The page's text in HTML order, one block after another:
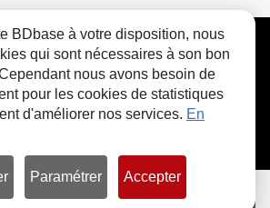
FAQ Contact Cookies
BDbase à votre disposition, nous
qui sont nécessaires à son bon
nous avons besoin de
pour les cookies de statistiques
d'améliorer nos services. En
Paramétrer Accepter